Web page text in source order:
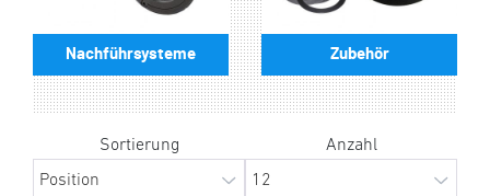
Nachführsysteme Zubehör
Sortierung Anzahl